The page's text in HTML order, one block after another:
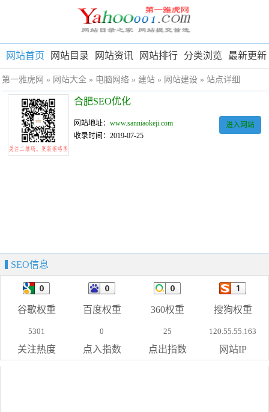
网站首页 网站目录 网站资讯 网站排行 分类浏览 最新更新
第一雅虎网 » 网站大全 » 电脑网络 » 建站 » 网站建设 » 站点详细
合肥SEO优化
网站地址：www.sanniaokeji.com
收录时间：2019-07-25
进入网站
SEO信息
谷歌权重 百度权重 360权重 搜狗权重
5301
关注热度
0
点入指数
25
点出指数
120.55.55.163
网站IP